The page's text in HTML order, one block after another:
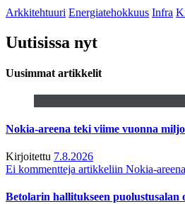
Arkkitehtuuri Energiatehokkuus Infra
Uutisissa nyt
Uusimmat artikkelit
Nokia-areena teki viime vuonna
Kirjoitettu 7.8.2026
Ei kommentteja artikkeliin Nokia-
Betolarin hallitukseen puolustusalan